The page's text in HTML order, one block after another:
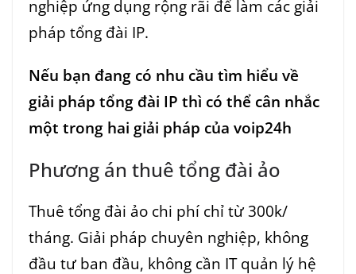
nghiệp ứng dụng rộng rãi để làm các giải
pháp tổng đài IP.
Nếu bạn đang có nhu cầu tìm hiểu về
giải pháp tổng đài IP thì có thể cân nhắc
một trong hai giải pháp của voip24h
Phương án thuê tổng đài ảo
Thuê tổng đài ảo chi phí chỉ từ 300k/
tháng. Giải pháp chuyên nghiệp, không
đầu tư ban đầu, không cần IT quản lý hệ